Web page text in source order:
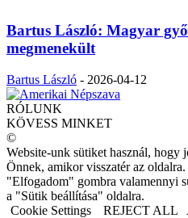
Bartus László: Magyar
megmenekült
Bartus László - 2026-04-12
RÓLUNK
KÖVESS MINKET
©
Website-unk sütiket használ, hogy
Önnek, amikor visszatér az
"Elfogadom" gombra valamennyi
a "Sütik beállítása" oldalra.
Cookie Settings
REJECT ALL